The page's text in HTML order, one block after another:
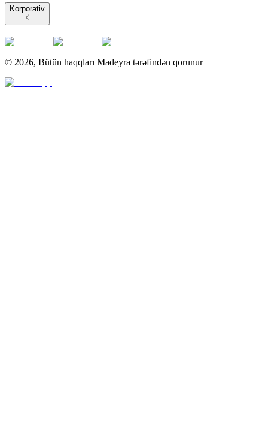
Korporativ
© 2026, Bütün haqqları Madeyra tərəfindən qorunur